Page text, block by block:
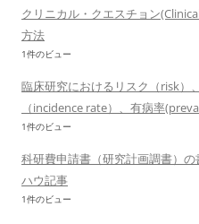
クリニカル・クエスチョン
方法
1件のビュー
臨床研究におけるリスク（risk）
（incidence rate）、有病率
1件のビュー
科研費申請書（研究計画調書）
ハウ記事
1件のビュー